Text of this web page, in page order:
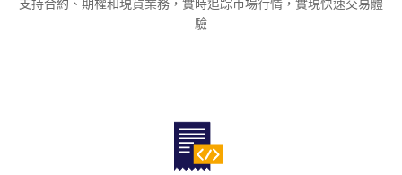
支持合約、期權和現貨業務，實時追踪市場行情，實現快速交易體
驗